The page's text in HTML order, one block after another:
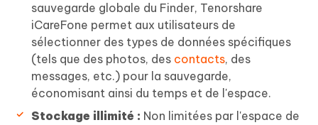
sauvegarde globale du Finder, Tenorshare
iCareFone permet aux utilisateurs de
sélectionner des types de données spécifiques
(tels que des photos, des contacts, des
messages, etc.) pour la sauvegarde,
économisant ainsi du temps et de l'espace.
Stockage illimité : Non limitées par l'espace de